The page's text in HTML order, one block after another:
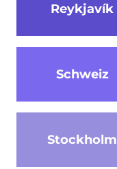
Reykjavík
Schweiz
Stockholm